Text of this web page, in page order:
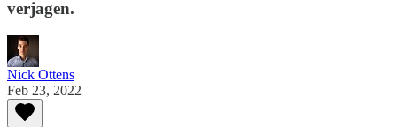
verjagen.
Nick Ottens
Feb 23, 2022